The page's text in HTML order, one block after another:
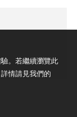
。若繼續瀏覽此
情請見我們的